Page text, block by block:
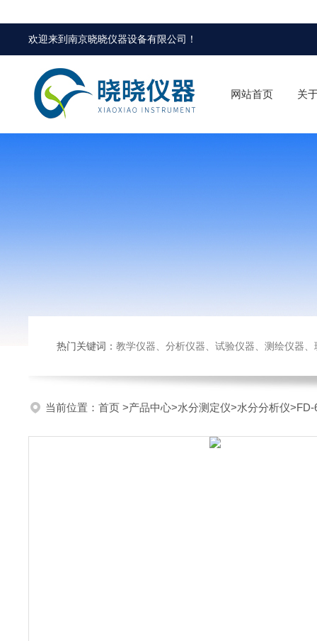
欢迎来到南京晓晓仪器设备有限公司 ！
网站首页 关
热门关键词： 教学仪器、分析仪器、试验仪器、测绘仪器、玻璃仪
当前位置： 首页 >产品中心>水分测定仪>水分分析仪>FD-